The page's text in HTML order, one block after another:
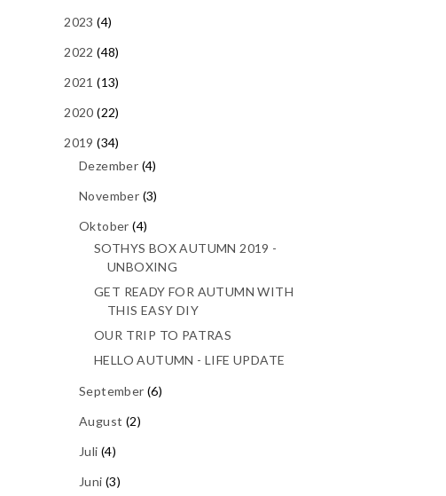
2023(4)
2022(48)
2021(13)
2020(22)
2019(34)
Dezember (4)
November (3)
Oktober(4)
SOTHYS BOX AUTUMN 2019 -
UNBOXING
GET READY FOR AUTUMN WITH
THIS EASY DIY
OUR TRIP TO PATRAS
HELLO AUTUMN - LIFE UPDATE
September (6)
August (2)
Juli (4)
Juni (3)